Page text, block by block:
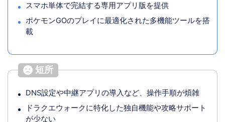
スマホ単体で完結する専用アプリ版を提供
ポケモンGOのプレイに最適化された多機能ツールを搭
載
短所
DNS設定や中継アプリの導入など、操作手順が煩雑
ドラクエウォークに特化した独自機能や攻略サポート
が少ない